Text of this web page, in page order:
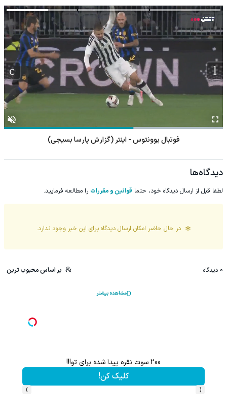
فوتبال یوونتوس - اینتر (گزارش پارسا بسیجی)
دیدگاه‌ها
لطفا قبل از ارسال دیدگاه خود، حتما قوانین و مقررات را مطالعه فرمایید.
در حال حاضر امکان ارسال دیدگاه برای این خبر وجود ندارد.
0 دیدگاه بر اساس محبوب ترین
مشاهده بیشتر
200 سوت نقره پیدا شده برای تو!!!
کلیک کن!
‹
›